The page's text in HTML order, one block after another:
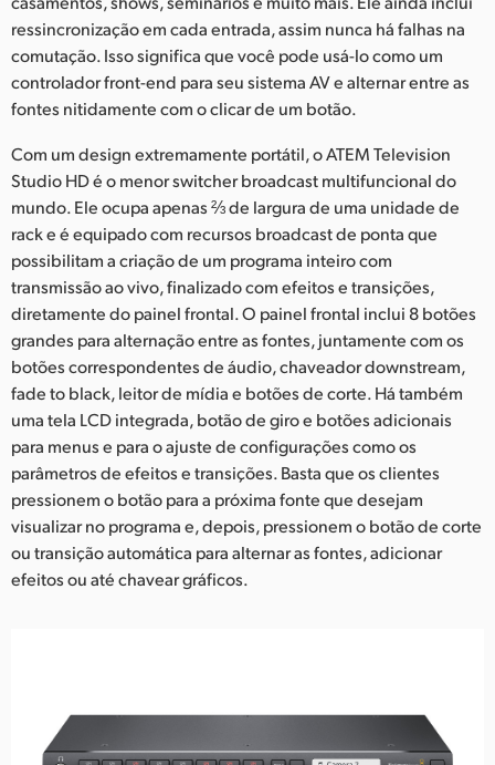
United States
ressincronização em cada entrada, assim nunca há falhas na
comutação. Isso significa que você pode usá-lo como um
controlador front-end para seu sistema AV e alternar entre as
fontes nitidamente com o clicar de um botão.
Com um design extremamente portátil, o ATEM Television
Studio HD é o menor switcher broadcast multifuncional do
mundo. Ele ocupa apenas ⅔ de largura de uma unidade de
rack e é equipado com recursos broadcast de ponta que
possibilitam a criação de um programa inteiro com
transmissão ao vivo, finalizado com efeitos e transições,
diretamente do painel frontal. O painel frontal inclui 8 botões
grandes para alternação entre as fontes, juntamente com os
botões correspondentes de áudio, chaveador downstream,
fade to black, leitor de mídia e botões de corte. Há também
uma tela LCD integrada, botão de giro e botões adicionais
para menus e para o ajuste de configurações como os
parâmetros de efeitos e transições. Basta que os clientes
pressionem o botão para a próxima fonte que desejam
visualizar no programa e, depois, pressionem o botão de corte
ou transição automática para alternar as fontes, adicionar
efeitos ou até chavear gráficos.